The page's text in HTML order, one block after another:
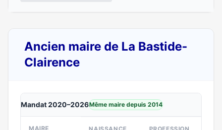
Ancien maire de La Bastide-
Clairence
Mandat 2020–2026Même maire depuis 2014
MAIRE